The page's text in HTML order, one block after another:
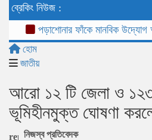
ব্রেকিং নিউজ :
পড়াশোনার ফাঁকে মানবিক উদ্যোগ
হোম
জাতীয়
আরো ১২ টি জেলা ও
ভূমিহীনমুক্ত ঘোষণা
নিজস্ব প্রতিবেদক